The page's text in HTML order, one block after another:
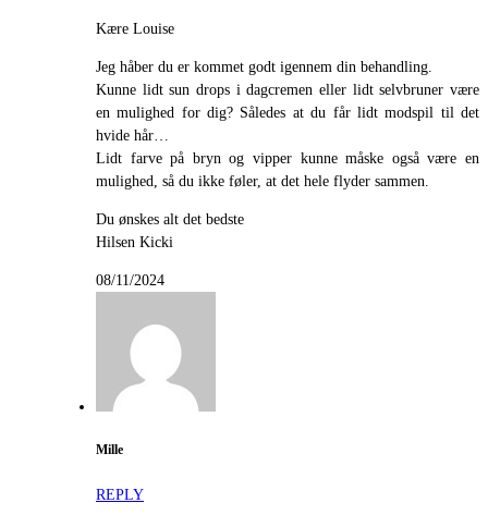
Kære Louise
Jeg håber du er kommet godt igennem din behandling.
Kunne lidt sun drops i dagcremen eller lidt selvbruner være
en mulighed for dig? Således at du får lidt modspil til det
hvide hår…
Lidt farve på bryn og vipper kunne måske også være en
mulighed, så du ikke føler, at det hele flyder sammen.
Du ønskes alt det bedste
Hilsen Kicki
08/11/2024
Mille
REPLY